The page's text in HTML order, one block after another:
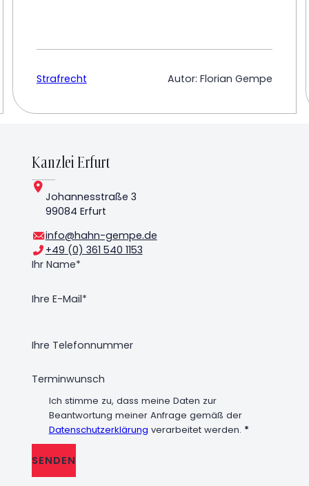
Strafrecht Autor: Florian Gempe
Kanzlei Erfurt
Johannesstraße 3
99084 Erfurt
info@hahn-gempe.de
+49 (0) 361 540 1153
Ich stimme zu, dass meine Daten zur
Beantwortung meiner Anfrage gemäß der
Datenschutzerklärung verarbeitet werden. *
SENDEN